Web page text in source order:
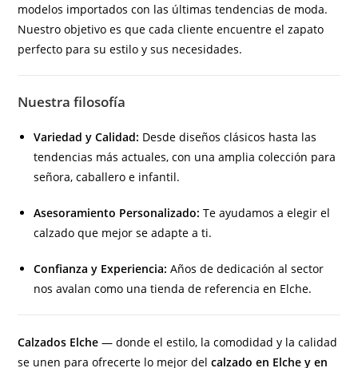
modelos importados con las últimas tendencias de moda.
Nuestro objetivo es que cada cliente encuentre el zapato
perfecto para su estilo y sus necesidades.
Nuestra filosofía
Variedad y Calidad: Desde diseños clásicos hasta las
tendencias más actuales, con una amplia colección para
señora, caballero e infantil.
Asesoramiento Personalizado: Te ayudamos a elegir el
calzado que mejor se adapte a ti.
Confianza y Experiencia: Años de dedicación al sector
nos avalan como una tienda de referencia en Elche.
Calzados Elche — donde el estilo, la comodidad y la calidad
se unen para ofrecerte lo mejor delcalzado en Elche y en